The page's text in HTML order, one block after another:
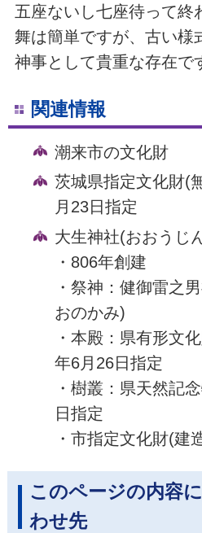
五座ないし七座待って終
舞は簡単ですが、古い様
神事として貴重な存在で
関連情報
潮来市の文化財
茨城県指定文化財(
月23日指定
大生神社(おおうじ
・806年創建
・祭神：健御雷之
おのかみ)
・本殿：県有形文
年6月26日指定
・樹叢：県天然記
日指定
・市指定文化財(建
このページの内容
わせ先